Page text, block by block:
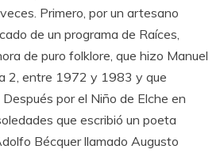
Primero, por un artesano
de un programa de Raíces,
de puro folklore, que hizo Manuel
2, entre 1972 y 1983 y que
por el Niño de Elche en
que escribió un poeta
Bécquer llamado Augusto